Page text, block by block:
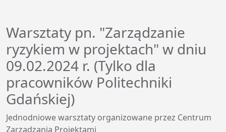
Warsztaty pn. "Zarządzanie
ryzykiem w projektach" w dniu
09.02.2024 r. (Tylko dla
pracowników Politechniki
Gdańskiej)
Jednodniowe warsztaty organizowane przez Centrum
Zarządzania Projektami